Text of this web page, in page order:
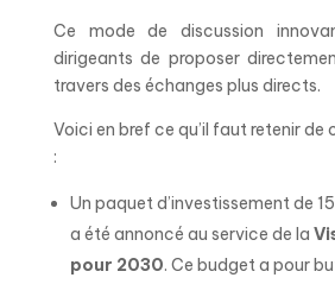
Ce mode de discussion
dirigeants de proposer
travers des échanges plus directs.
Voici en bref ce qu’il faut retenir de
:
Un paquet d’investissement de
a été annoncé au service de la
pour 2030. Ce budget a pour